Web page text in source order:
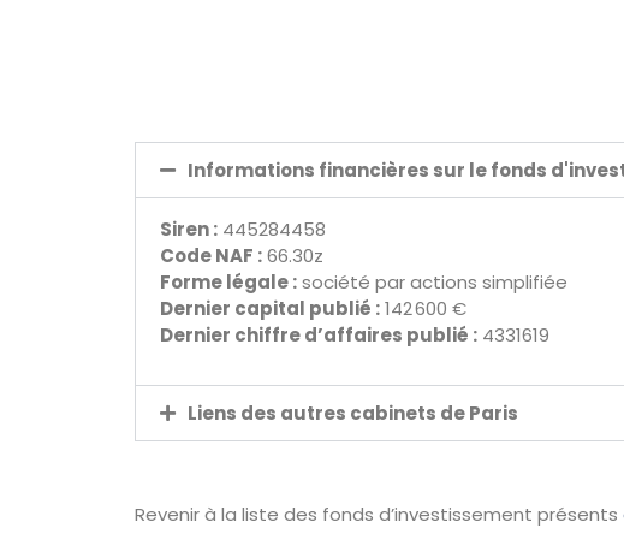
Informations financières sur le fonds
Siren : 445284458
Code NAF :66.30z
Forme légale :société par actions simplifiée
Dernier capital publié :142 600 €
Dernier chiffre d’affaires publié : 4331619
Liens des autres cabinets de Paris
Revenir à la liste des fonds d’investissement présents